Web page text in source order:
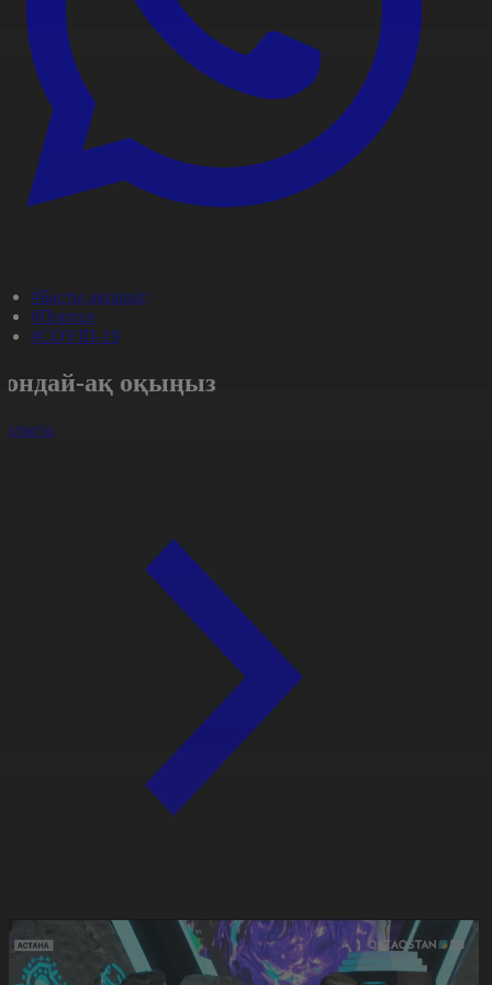
#Басты ақпарат
#Портал
#COVID-19
ақ оқыңыз